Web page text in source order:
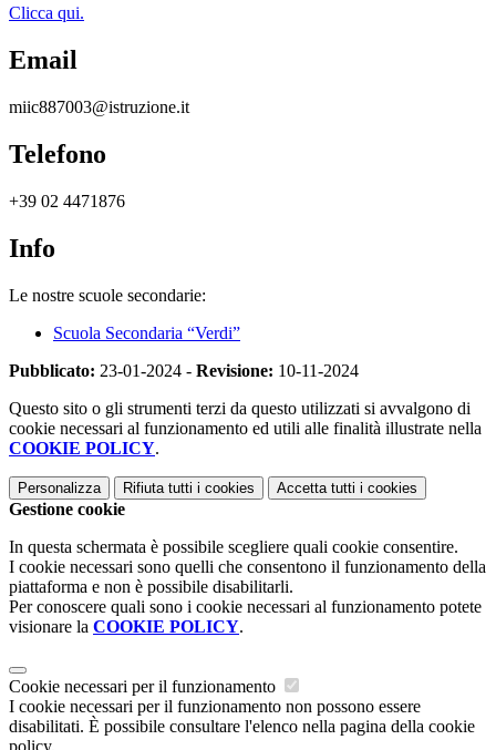
Clicca qui.
Email
miic887003@istruzione.it
Telefono
+39 02 4471876
Info
Le nostre scuole secondarie:
Scuola Secondaria “Verdi”
Pubblicato: 23-01-2024 - Revisione: 10-11-2024
Questo sito o gli strumenti terzi da questo utilizzati si avvalgono di
cookie necessari al funzionamento ed utili alle finalità illustrate nella
COOKIE POLICY.
Personalizza Rifiuta tutti i cookies Accetta tutti i cookies
Gestione cookie
In questa schermata è possibile scegliere quali cookie consentire.
I cookie necessari sono quelli che consentono il funzionamento della
piattaforma e non è possibile disabilitarli.
Per conoscere quali sono i cookie necessari al funzionamento potete
visionare la COOKIE POLICY.
Cookie necessari per il funzionamento
I cookie necessari per il funzionamento non possono essere
disabilitati. È possibile consultare l'elenco nella pagina della cookie
policy.